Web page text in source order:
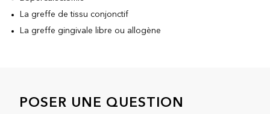
La greffe de tissu conjonctif
La greffe gingivale libre ou allogène
POSER UNE QUESTION